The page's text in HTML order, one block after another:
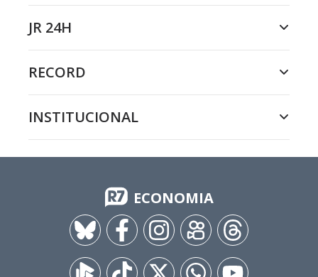
JR 24H
RECORD
INSTITUCIONAL
ECONOMIA